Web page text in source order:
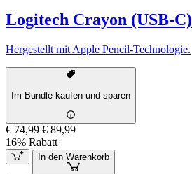
Logitech Crayon (USB-C)
Hergestellt mit Apple Pencil-Technologie.
Im Bundle kaufen und sparen
€ 74,99 € 89,99
16% Rabatt
In den Warenkorb